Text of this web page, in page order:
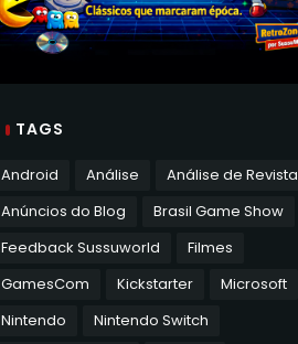
TAGS
Android Análise
Análise de Revista
Anúncios do Blog
Brasil Game Show
Feedback Sussuworld
Filmes
GamesCom
Kickstarter
Microsoft
Nintendo
Nintendo Switch